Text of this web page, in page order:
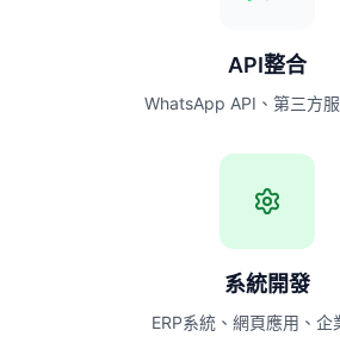
API整合
WhatsApp API、第三方
系統開發
ERP系統、網頁應用、企